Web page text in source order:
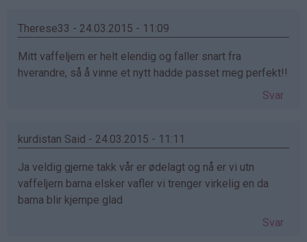
Therese33 - 24.03.2015 - 11:09
Mitt vaffeljern er helt elendig og faller snart fra
hverandre, så å vinne et nytt hadde passet meg perfekt!!
Svar
kurdistan Said - 24.03.2015 - 11:11
Ja veldig gjerne takk vår er ødelagt og nå er vi utn
vaffeljern barna elsker vafler vi trenger virkelig en da
barna blir kjempe glad
Svar